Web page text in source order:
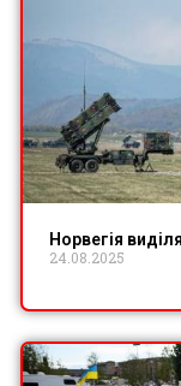
Норвегія
24.08.2025